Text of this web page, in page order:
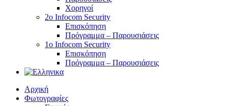
Χορηγοί
2o Infocom Security
Επισκόπηση
Πρόγραμμα – Παρουσιάσεις
1ο Infocom Security
Επισκόπηση
Πρόγραμμα – Παρουσιάσεις
Αρχική
Φωτογραφίες